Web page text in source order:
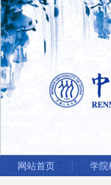
网站首页 学院